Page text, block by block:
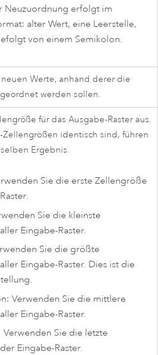
Neuzuordnung erfolgt im
alter Wert, eine Leerstelle,
von einem Semikolon.
Werte, anhand derer die
werden sollen.
für das Ausgabe-Raster aus.
Zellengrößen identisch sind, führen
Ergebnis.
Sie die erste Zellengröße
Sie die kleinste
Eingabe-Raster.
Sie die größte
Eingabe-Raster. Dies ist die
Verwenden Sie die mittlere
Eingabe-Raster.
Verwenden Sie die letzte
Eingabe-Raster.